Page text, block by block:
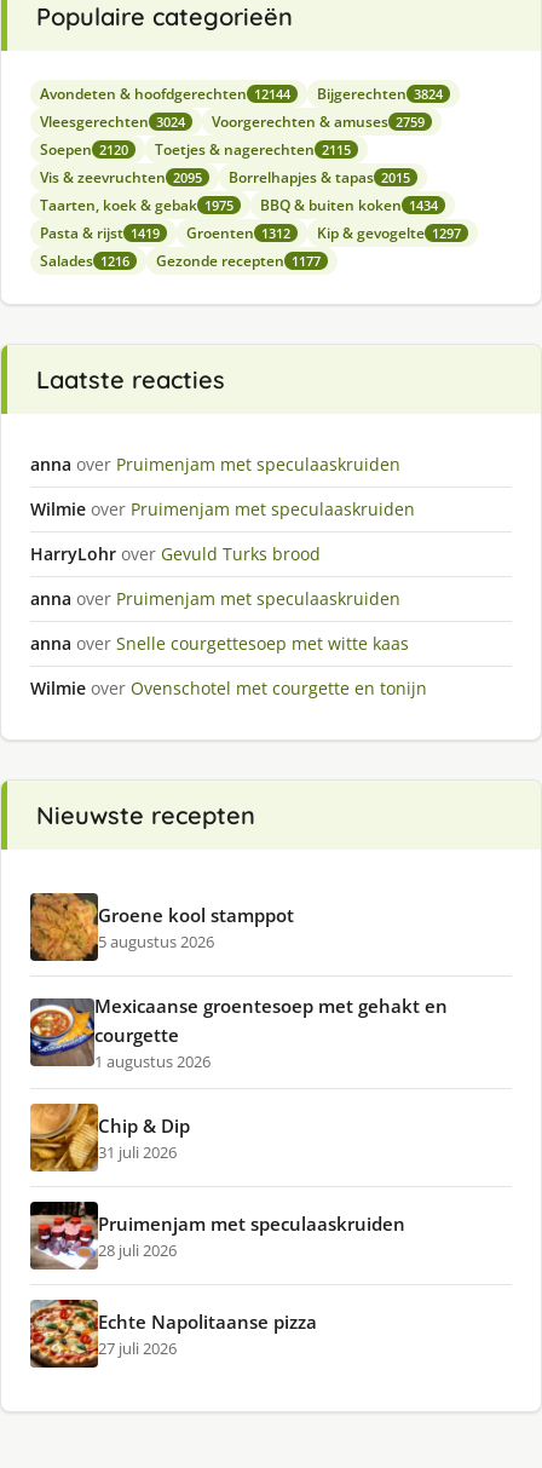
Populaire categorieën
Avondeten & hoofdgerechten 12144 Bijgerechten 3824
Vleesgerechten 3024 Voorgerechten & amuses 2759
Soepen 2120 Toetjes & nagerechten 2115
Vis & zeevruchten 2095 Borrelhapjes & tapas 2015
Taarten, koek & gebak 1975 BBQ & buiten koken 1434
Pasta & rijst 1419 Groenten 1312 Kip & gevogelte 1297
Salades 1216 Gezonde recepten 1177
Laatste reacties
anna over Pruimenjam met speculaaskruiden
Wilmie over Pruimenjam met speculaaskruiden
HarryLohr over Gevuld Turks brood
anna over Pruimenjam met speculaaskruiden
anna over Snelle courgettesoep met witte kaas
Wilmie over Ovenschotel met courgette en tonijn
Nieuwste recepten
Groene kool stamppot
5 augustus 2026
Mexicaanse groentesoep met gehakt en
courgette
1 augustus 2026
Chip & Dip
31 juli 2026
Pruimenjam met speculaaskruiden
28 juli 2026
Echte Napolitaanse pizza
27 juli 2026